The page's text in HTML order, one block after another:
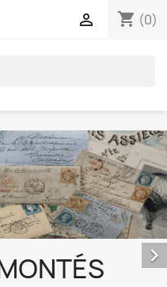
shopping_cart (0)

